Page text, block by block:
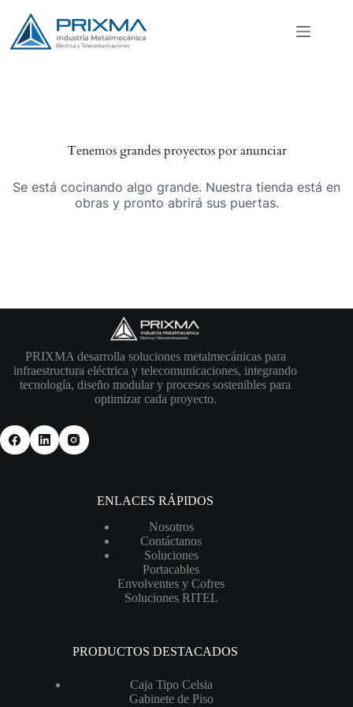
contenido
Tenemos grandes proyectos por anunciar
Se está cocinando algo grande. Nuestra tienda está en
obras y pronto abrirá sus puertas.
PRIXMA desarrolla soluciones metalmecánicas para
infraestructura eléctrica y telecomunicaciones, integrando
tecnología, diseño modular y procesos sostenibles para
optimizar cada proyecto.
ENLACES RÁPIDOS
Nosotros
Contáctanos
Soluciones
Portacables
Envolventes y Cofres
Soluciones RITEL
PRODUCTOS DESTACADOS
Caja Tipo Celsia
Gabinete de Piso